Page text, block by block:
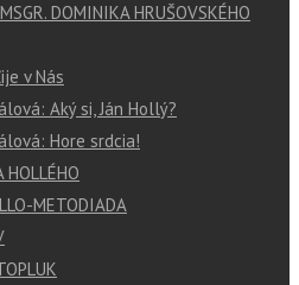
DOMINIKA HRUŠOVSKÉHO
v Nás
Aký si, Ján Hollý?
Hore srdcia!
HOLLÉHO
METODIADA